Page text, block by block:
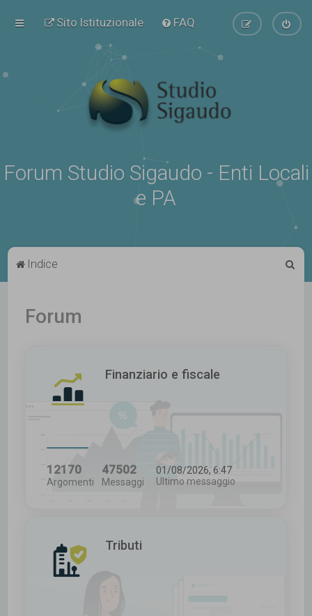
Sito Istituzionale FAQ
Forum Studio Sigaudo - Enti Locali
e PA
Indice
Forum
Finanziario e fiscale
12170
Argomenti
47502
Messaggi
01/08/2026, 6:47
Ultimo messaggio
Tributi